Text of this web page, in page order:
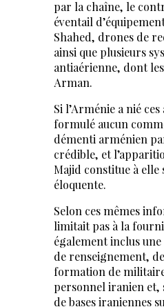
par la chaîne, le
éventail
Shahed, drones de
ainsi que plusieurs
antiaérienne, dont
Arman.
Si l’Arménie a nié
formulé aucun
démenti arménien
crédible, et
Majid constitue à
éloquente.
Selon ces mêmes
limitait pas à la
également inclus
de renseignement,
formation de
personnel iranien et,
de bases iraniennes